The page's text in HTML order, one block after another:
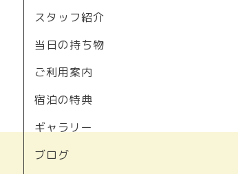
スタッフ紹介
当日の持ち物
ご利用案内
宿泊の特典
ギャラリー
ブログ